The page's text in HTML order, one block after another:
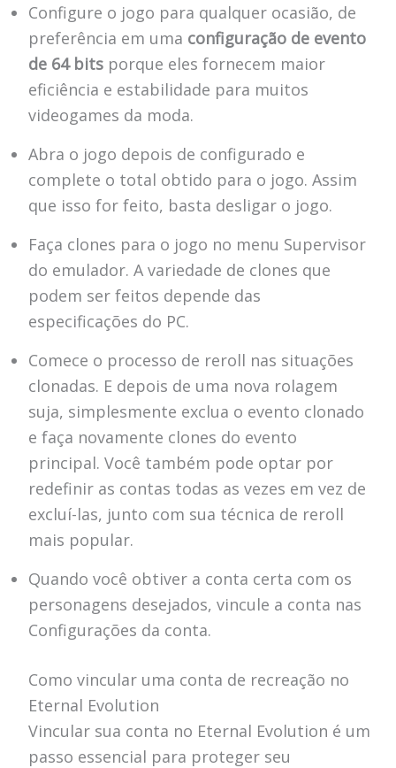
Configure o jogo para qualquer ocasião, de
preferência em uma configuração de evento
de 64 bitsporque eles fornecem maior
eficiência e estabilidade para muitos
videogames da moda.
Abra o jogo depois de configurado e
complete o total obtido para o jogo. Assim
que isso for feito, basta desligar o jogo.
Faça clones para o jogo no menu Supervisor
do emulador. A variedade de clones que
podem ser feitos depende das
especificações do PC.
Comece o processo de reroll nas situações
clonadas. E depois de uma nova rolagem
suja, simplesmente exclua o evento clonado
e faça novamente clones do evento
principal. Você também pode optar por
redefinir as contas todas as vezes em vez de
excluí-las, junto com sua técnica de reroll
mais popular.
Quando você obtiver a conta certa com os
personagens desejados, vincule a conta nas
Configurações da conta.
Como vincular uma conta de recreação no
Eternal Evolution
Vincular sua conta no Eternal Evolution é um
passo essencial para proteger seu